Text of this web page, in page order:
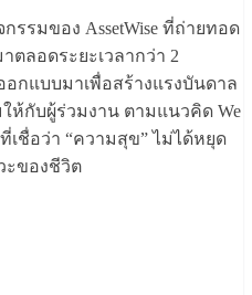
รรมของ AssetWise ที่ถ่ายทอด
ตลอดระยะเวลากว่า 2
กแบบมาเพื่อสร้างแรงบันดาล
ห้กับผู้ร่วมงาน ตามแนวคิด We
ที่เชื่อว่า “ความสุข” ไม่ได้หยุด
ะของชีวิต